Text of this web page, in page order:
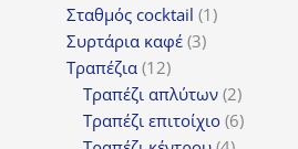
προϊόν
Σταθμός cocktail 11
Συρτάρια καφέ 33
Τραπέζια 1212
προϊόντα
Τραπέζι απλύτων 22
προϊόντα
Τραπέζι επιτοίχιο 66